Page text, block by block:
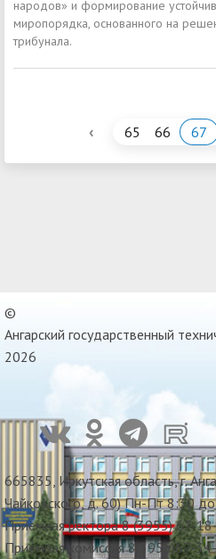
народов» и формирование
миропорядка, основанного на
трибунала.
‹ 65 66 67
©
Ангарский государственный
2026
665835, Иркутская область, г.
Чайковского, д. 60) Пн-Пт 8:30
Приемная ректора 8 (3955) 67-
Приемная комиссия 8(3955)67-